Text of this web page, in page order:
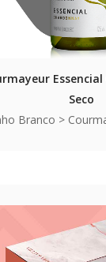
Seco
Branco >